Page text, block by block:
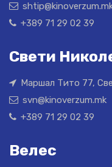
+389 71 29 02 39
Свети
Маршал Тито 77,
svn@kinoverzum.mk
+389 71 29 02 39
Велес